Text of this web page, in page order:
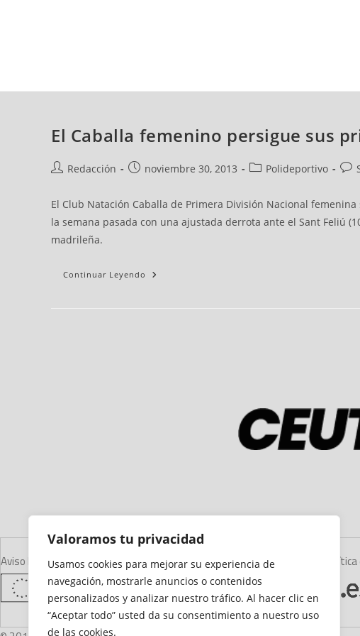
Valoramos tu privacidad
Usamos cookies para mejorar su experiencia de
navegación, mostrarle anuncios o contenidos
personalizados y analizar nuestro tráfico. Al hacer clic en
“Aceptar todo” usted da su consentimiento a nuestro uso
de las cookies.
El Caballa femenino persigue sus
Redacción noviembre 30, 2013 Polideportivo
El Club Natación Caballa de Primera División Nacional
la semana pasada con una ajustada derrota ante el Sant Feliú
madrileña.
Continuar Leyendo
Aviso LegalDeclaración de AccesibilidadMapa del SitioPolítica de Cookies